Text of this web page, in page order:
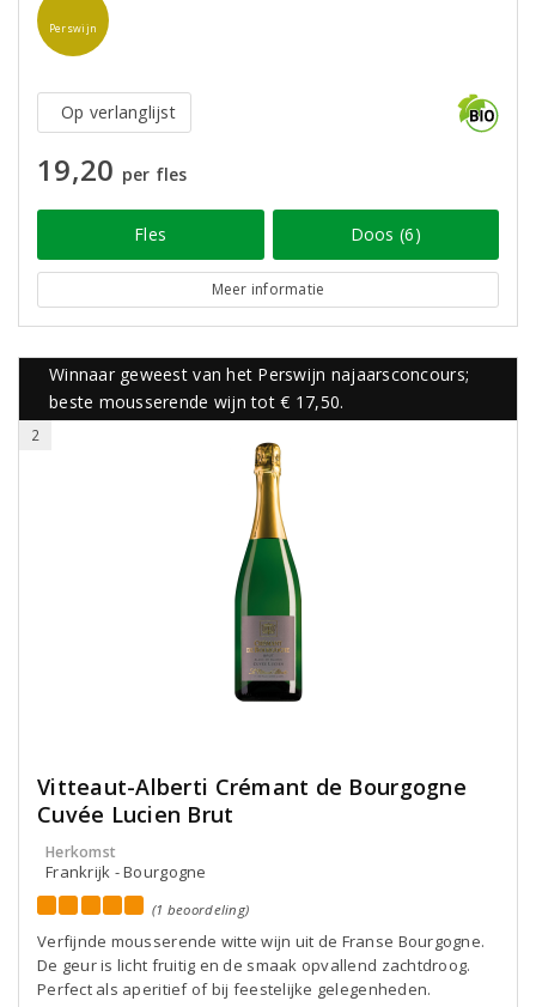
Perswijn
Op verlanglijst
19,20 per fles
Fles Doos (6)
Meer informatie
Winnaar geweest van het Perswijn najaarsconcours;
beste mousserende wijn tot € 17,50.
2
Vitteaut-Alberti Crémant de Bourgogne
Cuvée Lucien Brut
Herkomst
Frankrijk - Bourgogne
(1 beoordeling)
Verfijnde mousserende witte wijn uit de Franse Bourgogne.
De geur is licht fruitig en de smaak opvallend zachtdroog.
Perfect als aperitief of bij feestelijke gelegenheden.